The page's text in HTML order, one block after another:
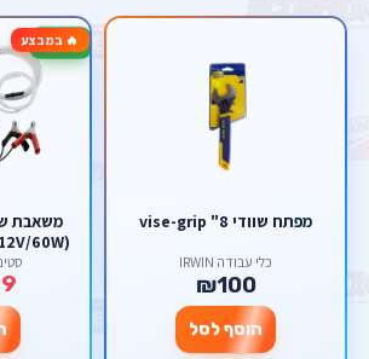
מפתח שוודי 8" vise-grip
כלי עבודה IRWIN
₪100
הוסף לסל
🔥 במבצע-50%
משאבת